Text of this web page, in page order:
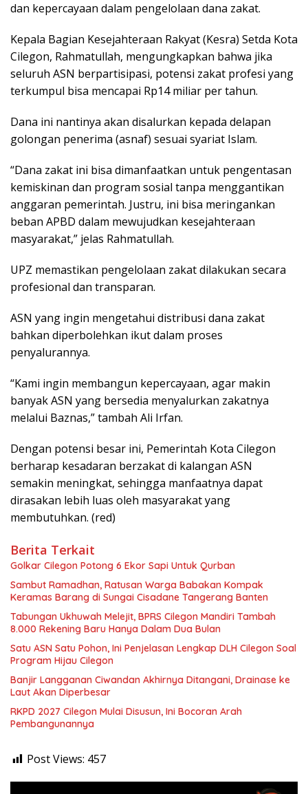
dan kepercayaan dalam pengelolaan dana zakat.
Kepala Bagian Kesejahteraan Rakyat (Kesra) Setda Kota
Cilegon, Rahmatullah, mengungkapkan bahwa jika
seluruh ASN berpartisipasi, potensi zakat profesi yang
terkumpul bisa mencapai Rp14 miliar per tahun.
Dana ini nantinya akan disalurkan kepada delapan
golongan penerima (asnaf) sesuai syariat Islam.
“Dana zakat ini bisa dimanfaatkan untuk pengentasan
kemiskinan dan program sosial tanpa menggantikan
anggaran pemerintah. Justru, ini bisa meringankan
beban APBD dalam mewujudkan kesejahteraan
masyarakat,” jelas Rahmatullah.
UPZ memastikan pengelolaan zakat dilakukan secara
profesional dan transparan.
ASN yang ingin mengetahui distribusi dana zakat
bahkan diperbolehkan ikut dalam proses
penyalurannya.
“Kami ingin membangun kepercayaan, agar makin
banyak ASN yang bersedia menyalurkan zakatnya
melalui Baznas,” tambah Ali Irfan.
Dengan potensi besar ini, Pemerintah Kota Cilegon
berharap kesadaran berzakat di kalangan ASN
semakin meningkat, sehingga manfaatnya dapat
dirasakan lebih luas oleh masyarakat yang
membutuhkan. (red)
Berita Terkait
Golkar Cilegon Potong 6 Ekor Sapi Untuk Qurban
Sambut Ramadhan, Ratusan Warga Babakan Kompak
Keramas Barang di Sungai Cisadane Tangerang Banten
Tabungan Ukhuwah Melejit, BPRS Cilegon Mandiri Tambah
8.000 Rekening Baru Hanya Dalam Dua Bulan
Satu ASN Satu Pohon, Ini Penjelasan Lengkap DLH Cilegon Soal
Program Hijau Cilegon
Banjir Langganan Ciwandan Akhirnya Ditangani, Drainase ke
Laut Akan Diperbesar
RKPD 2027 Cilegon Mulai Disusun, Ini Bocoran Arah
Pembangunannya
Post Views: 457